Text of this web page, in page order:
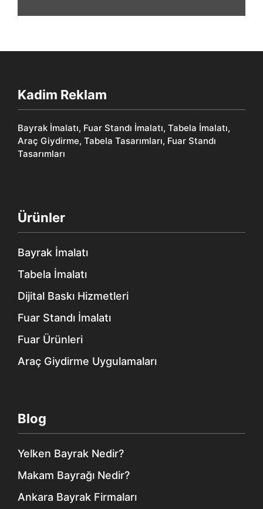
Kadim Reklam
Bayrak İmalatı, Fuar Standı İmalatı, Tabela İmalatı,
Araç Giydirme, Tabela Tasarımları, Fuar Standı
Tasarımları
Ürünler
Bayrak İmalatı
Tabela İmalatı
Dijital Baskı Hizmetleri
Fuar Standı İmalatı
Fuar Ürünleri
Araç Giydirme Uygulamaları
Blog
Yelken Bayrak Nedir?
Makam Bayrağı Nedir?
Ankara Bayrak Firmaları